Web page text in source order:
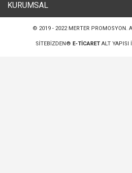
KURUMSAL
© 2019 - 2022 MERTER PROMOSYON.
SITEBIZDEN® E-TICARET ALT YAPISI